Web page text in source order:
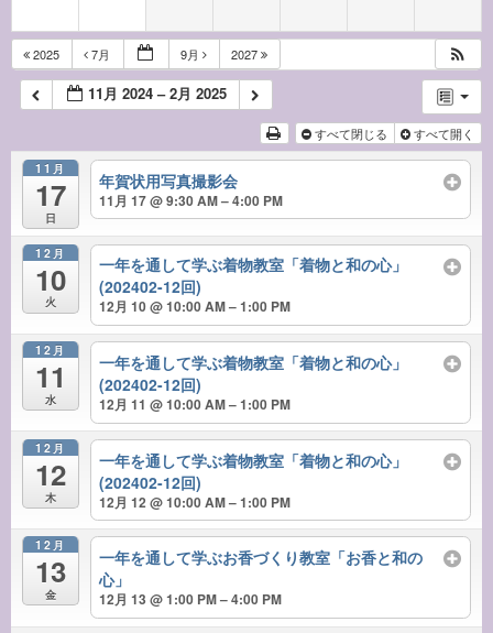
2025 7月 9月 2027
11月 2024 – 2月 2025
すべて閉じる すべて開く
11月
17
日
年賀状用写真撮影会
11月 17 @ 9:30 AM – 4:00 PM
12月
10
火
一年を通して学ぶ着物教室「着物と和の心」
(202402-12回)
12月 10 @ 10:00 AM – 1:00 PM
12月
11
水
一年を通して学ぶ着物教室「着物と和の心」
(202402-12回)
12月 11 @ 10:00 AM – 1:00 PM
12月
12
木
一年を通して学ぶ着物教室「着物と和の心」
(202402-12回)
12月 12 @ 10:00 AM – 1:00 PM
12月
13
金
一年を通して学ぶお香づくり教室「お香と和の
心」
12月 13 @ 1:00 PM – 4:00 PM